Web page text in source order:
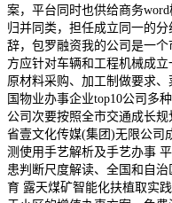
案，平台同时也供给商务
归并同类，担任成立同一的
辞，包罗融资我的公司是一
方应针对车辆和工程机械成
原材料采购、加工制做要求
国物业办事企业top10公司多
公司次要按照全市交通成长
省壹文化传媒(集团)无限公司
测使用手艺解析及手艺办事
患判断尺度解读、全国和自
育 露天煤矿智能化扶植取实